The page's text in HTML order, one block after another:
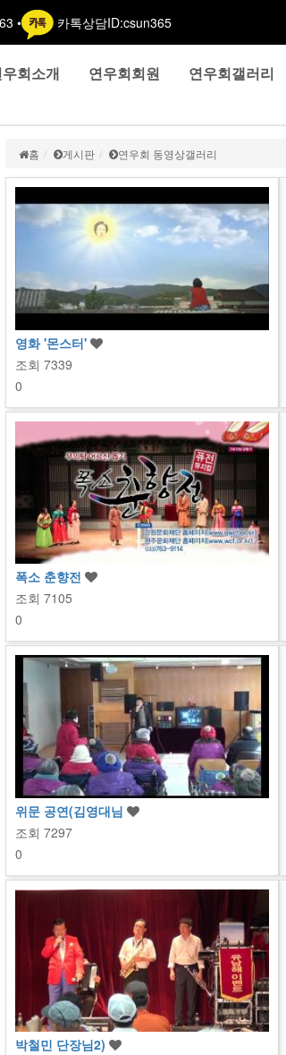
• 카톡상담ID:csun365
회소개 연우회회원 연우회갤러리
홈 게시판 연우회 동영상갤러리
영화 '몬스터'
조회 7339
0
폭소 춘향전
조회 7105
0
위문 공연(김영대님
조회 7297
0
박철민 단장님2)